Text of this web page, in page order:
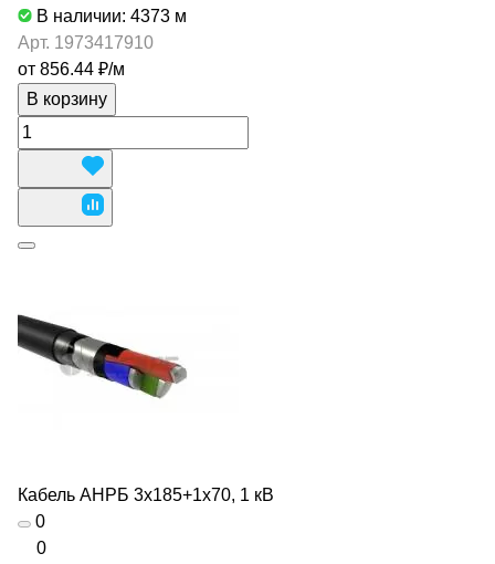
В наличии: 4373 м
Арт. 1973417910
от 856.44 ₽/м
В корзину
Кабель АНРБ 3х185+1х70, 1 кВ
0
0